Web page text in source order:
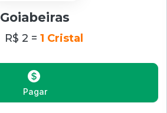
Goiabeiras
R$ 2 = 1 Cristal
Pagar